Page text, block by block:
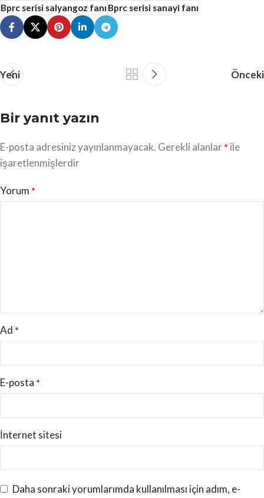
Bprc serisi salyangoz fanıBprc serisi sanayi fanı
Yeni Önceki
Bir yanıt yazın
E-posta adresiniz yayınlanmayacak. Gerekli alanlar* ile
işaretlenmişlerdir
Yorum *
Ad *
E-posta *
İnternet sitesi
Daha sonraki yorumlarımda kullanılması için adım, e-